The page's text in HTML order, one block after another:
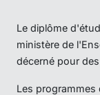
Le diplôme
ministère de
décerné pour
Les